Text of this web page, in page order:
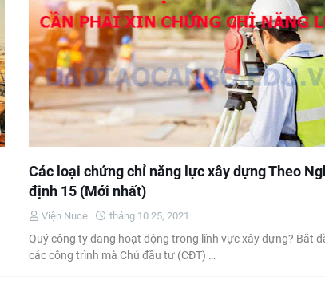
Các loại chứng chỉ năng lực xây dựng Theo
định 15 (Mới nhất)
Viện Nuce tháng 10 25, 2021
Quý công ty đang hoạt động trong lĩnh vực xây dựng? Bắt
các công trình mà Chủ đầu tư (CĐT) …